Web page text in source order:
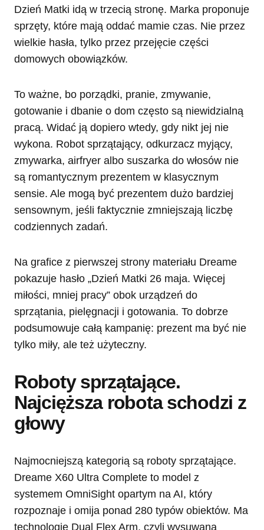
Dzień Matki idą w trzecią stronę. Marka proponuje
sprzęty, które mają oddać mamie czas. Nie przez
wielkie hasła, tylko przez przejęcie części
domowych obowiązków.
To ważne, bo porządki, pranie, zmywanie,
gotowanie i dbanie o dom często są niewidzialną
pracą. Widać ją dopiero wtedy, gdy nikt jej nie
wykona. Robot sprzątający, odkurzacz myjący,
zmywarka, airfryer albo suszarka do włosów nie
są romantycznym prezentem w klasycznym
sensie. Ale mogą być prezentem dużo bardziej
sensownym, jeśli faktycznie zmniejszają liczbę
codziennych zadań.
Na grafice z pierwszej strony materiału Dreame
pokazuje hasło „Dzień Matki 26 maja. Więcej
miłości, mniej pracy” obok urządzeń do
sprzątania, pielęgnacji i gotowania. To dobrze
podsumowuje całą kampanię: prezent ma być nie
tylko miły, ale też użyteczny.
Roboty sprzątające.
Najcięższa robota schodzi z
głowy
Najmocniejszą kategorią są roboty sprzątające.
Dreame X60 Ultra Complete to model z
systemem OmniSight opartym na AI, który
rozpoznaje i omija ponad 280 typów obiektów. Ma
technologię Dual Flex Arm, czyli wysuwaną